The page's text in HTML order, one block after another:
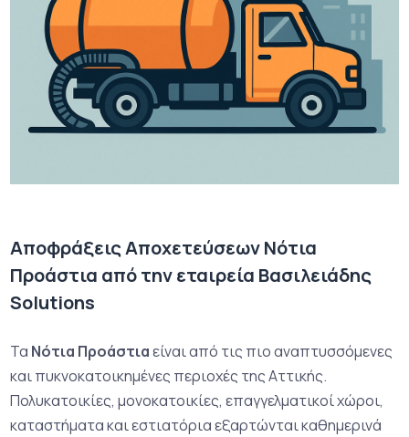
Αποφράξεις Αποχετεύσεων Νότια
Προάστια από την εταιρεία Βασιλειάδης
Solutions
Τα Νότια Προάστιαείναι από τις πιο αναπτυσσόμενες
και πυκνοκατοικημένες περιοχές της Αττικής.
Πολυκατοικίες, μονοκατοικίες, επαγγελματικοί χώροι,
καταστήματα και εστιατόρια εξαρτώνται καθημερινά